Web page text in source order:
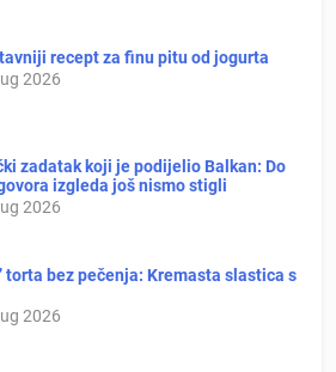
recept za finu pitu od jogurta
2026
zadatak koji je podijelio Balkan: Do
izgleda još nismo stigli
2026
torta bez pečenja: Kremasta slastica s
2026